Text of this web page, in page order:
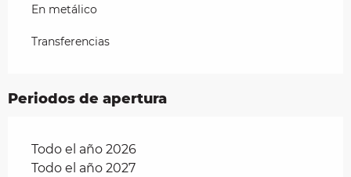
En metálico
Transferencias
Periodos de apertura
Todo el año 2026
Todo el año 2027